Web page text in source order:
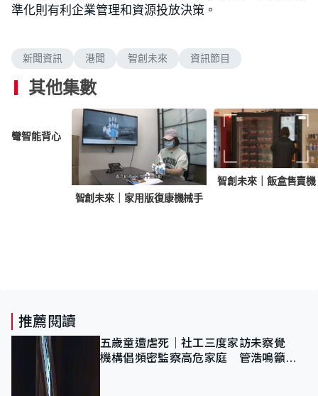
準化則有利企業管理和資源投放決策。
新聞資訊 港聞 智創未來 資訊節目
其他集數
彎智能背心
智創未來｜家用版復康機械手
智創未來｜飯盒售賣機
推薦閱讀
五歲童遭虐死｜社工三度家訪未察覺
機構倡頻密監察高危家庭 管浩鳴籲加